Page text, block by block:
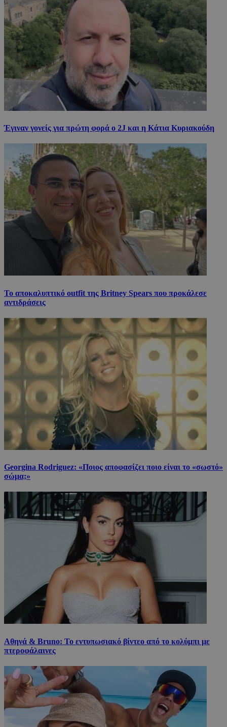
Έγιναν γονείς για πρώτη φορά ο 2J και η Κάτια Κυριακούδη
Το αποκαλυπτικό outfit της Britney Spears που προκάλεσε
αντιδράσεις
Georgina Rodriguez: «Ποιος αποφασίζει ποιο είναι το «σωστό»
σώμα;»
Αθηνά & Bruno: Το εντυπωσιακό βίντεο από το κολύμπι με
πτεροφάλαινες